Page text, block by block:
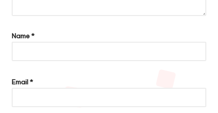
Name*
Email*